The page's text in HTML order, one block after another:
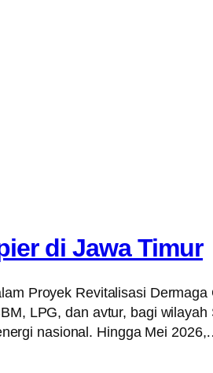
di Jawa Timur
Proyek Revitalisasi
LPG, dan avtur, bagi
nasional. Hingga Mei